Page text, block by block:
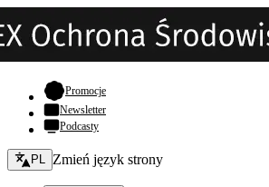
Promocje- otwiera się w nowej karcie
Newsletter
Podcasty
Zmień język - bieżący:
PL Zmień język strony